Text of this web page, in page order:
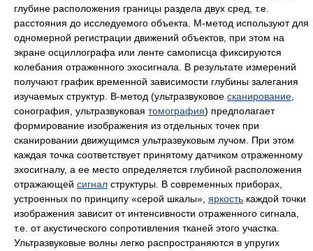
глубине расположения границы раздела двух сред, т.е.
расстояния до исследуемого объекта. М-метод используют для
одномерной регистрации движений объектов, при этом на
экране осциллографа или ленте самописца фиксируются
колебания отраженного эхосигнала. В результате измерений
получают график временной зависимости глубины залегания
изучаемых структур. В-метод (ультразвуковое сканирование
сонография, ультразвуковая томография) предполагает
формирование изображения из отдельных точек при
сканировании движущимся ультразвуковым лучом. При этом
каждая точка соответствует принятому датчиком отраженному
эхосигналу, а ее место определяется глубиной расположения
отражающей сигнал структуры. В современных приборах,
устроенных по принципу «серой шкалы», яркость каждой точки
изображения зависит от интенсивности отраженного сигнала,
т.е. от акустического сопротивления тканей этого участка.
Ультразвуковые волны легко распространяются в упругих